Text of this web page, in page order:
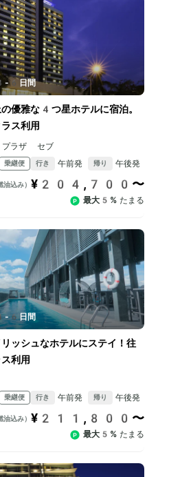
日間
優雅な4つ星ホテルに宿泊。
ス利用
ラザ セブ
乗継便 行き 午前発 帰り 午後発
込み） ¥204,700〜
最大5% たまる
日間
ッシュなホテルにステイ！往
利用
乗継便 行き 午前発 帰り 午後発
込み） ¥211,800〜
最大5% たまる